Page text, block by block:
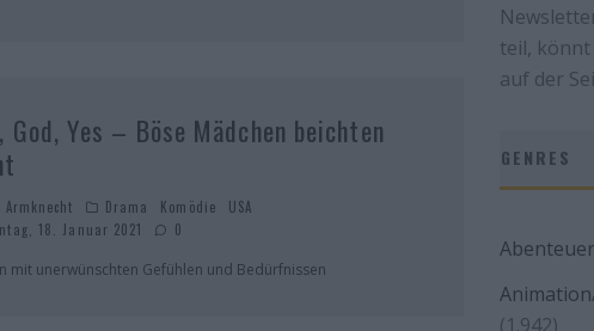
God, Yes – Böse Mädchen beichten
Armknecht Drama Komödie
USA
18. Januar 2021
0
mit unerwünschten Gefühlen und Bedürfnissen
teil, könnt
auf der
GENRES
Abenteuer
(1.942)